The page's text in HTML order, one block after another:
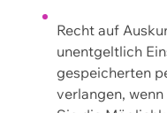
Recht auf
unentgeltlich
gespeicherten
verlangen,